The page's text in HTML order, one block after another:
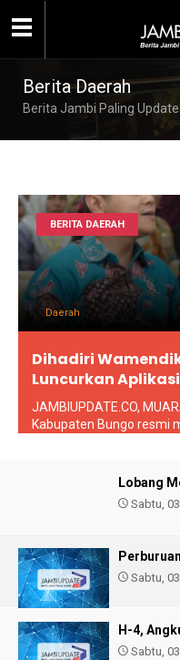
Berita Daerah
Berita Jambi Paling Update
BERITA DAERAH
Daerah
Dihadiri
Luncurkan
JAMBIUPDATE.CO,
Kabupaten Bungo resmi
Lobang
Sabtu,
Sabtu,
H-4,
Sabtu,